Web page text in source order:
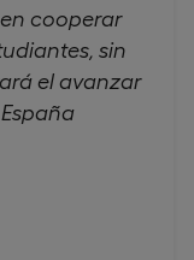
cooperar
sin
el avanzar